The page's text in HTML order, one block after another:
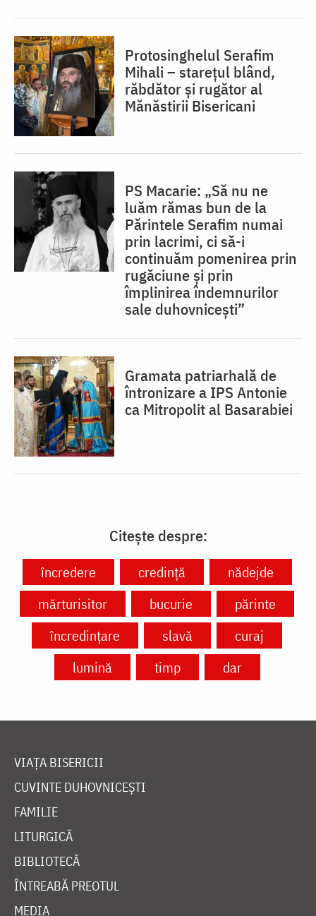
Protosinghelul Serafim
Mihali – starețul blând,
răbdător și rugător al
Mănăstirii Bisericani
PS Macarie: „Să nu ne
luăm rămas bun de la
Părintele Serafim numai
prin lacrimi, ci să-i
continuăm pomenirea prin
rugăciune și prin
împlinirea îndemnurilor
sale duhovnicești”
Gramata patriarhală de
întronizare a IPS Antonie
ca Mitropolit al Basarabiei
Citește despre:
încredere credință
nădejde
mărturisitor
bucurie
părinte
încredințare
slavă
curaj
lumină
timp dar
VIAȚA BISERICII
CUVINTE DUHOVNICEȘTI
FAMILIE
LITURGICĂ
BIBLIOTECĂ
ÎNTREABĂ PREOTUL
MEDIA